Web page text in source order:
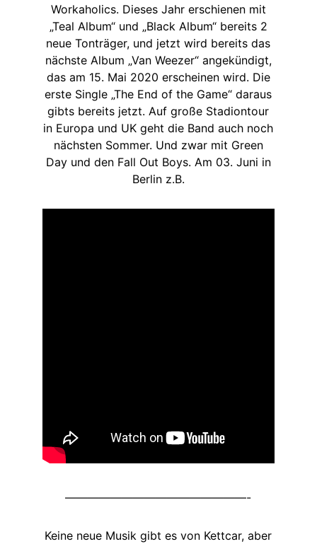
Workaholics. Dieses Jahr erschienen mit
„Teal Album“ und „Black Album“ bereits 2
neue Tonträger, und jetzt wird bereits das
nächste Album „Van Weezer“ angekündigt,
das am 15. Mai 2020 erscheinen wird. Die
erste Single „The End of the Game“ daraus
gibts bereits jetzt. Auf große Stadiontour
in Europa und UK geht die Band auch noch
nächsten Sommer. Und zwar mit Green
Day und den Fall Out Boys. Am 03. Juni in
Berlin z.B.
————————————————-
Keine neue Musik gibt es von Kettcar, aber